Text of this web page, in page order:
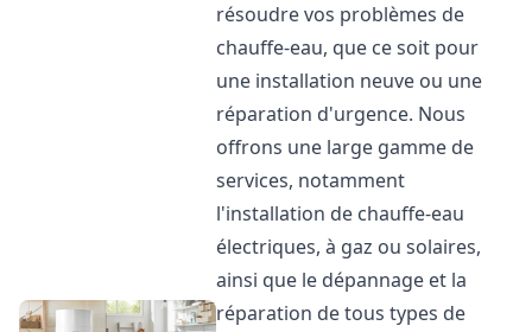
résoudre vos problèmes de
chauffe-eau, que ce soit pour
une installation neuve ou une
réparation d'urgence. Nous
offrons une large gamme de
services, notamment
l'installation de chauffe-eau
électriques, à gaz ou solaires,
ainsi que le dépannage et la
réparation de tous types de